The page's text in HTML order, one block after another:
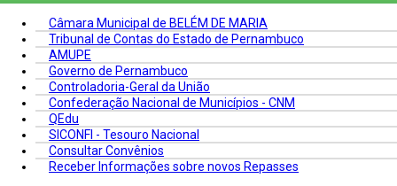
Câmara Municipal de BELÉM DE MARIA
Tribunal de Contas do Estado de Pernambuco
AMUPE
Governo de Pernambuco
Controladoria-Geral da União
Confederação Nacional de Municípios - CNM
QEdu
SICONFI - Tesouro Nacional
Consultar Convênios
Receber Informações sobre novos Repasses